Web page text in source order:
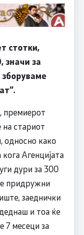
стотки,
значи за
премиерот
стариот
односно како
Агенцијата
дури за 300
придружни
заеднички
и тоа ќе
7 месеци за